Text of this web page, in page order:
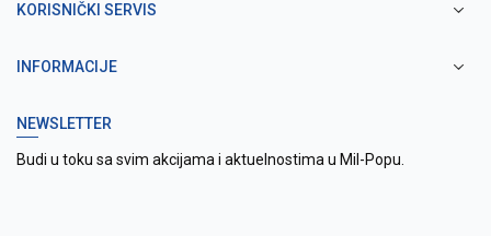
KORISNIČKI SERVIS
INFORMACIJE
NEWSLETTER
Budi u toku sa svim akcijama i aktuelnostima u Mil-Popu.